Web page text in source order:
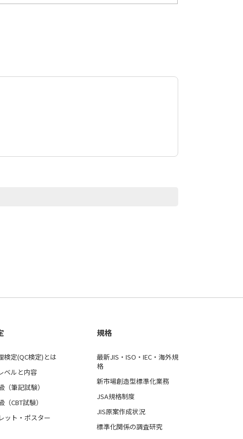
検定(QC検定)とは
ベルと内容
（筆記試験）
（CBT試験）
ット・ポスター
規格
最新JIS・ISO・IEC・海外規
格
新市場創造型標準化業務
JSA規格制度
JIS原案作成状況
標準化関係の調査研究